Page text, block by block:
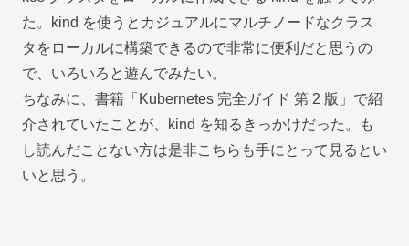
た。kind を使うとカジュアルにマルチノードなクラス
タをローカルに構築できるので非常に便利だと思うの
で、いろいろと遊んでみたい。
ちなみに、書籍「 Kubernetes 完全ガイド 第 2 版 」で紹
介されていたことが、kind を知るきっかけだった。も
し読んだことない方は是非こちらも手にとって見るとい
いと思う。